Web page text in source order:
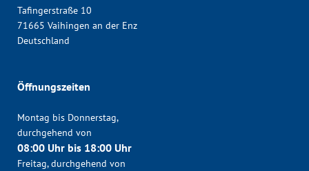
Tafingerstraße 10
71665 Vaihingen an der Enz
Deutschland
Öffnungszeiten
Montag bis Donnerstag,
durchgehend von
08:00 Uhr bis 18:00 Uhr
Freitag, durchgehend von